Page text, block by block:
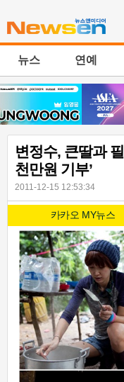
뉴스 연예
변정수, 큰딸과
천만원 기부’
2011-12-15 12:53:34
카카오 MY뉴스